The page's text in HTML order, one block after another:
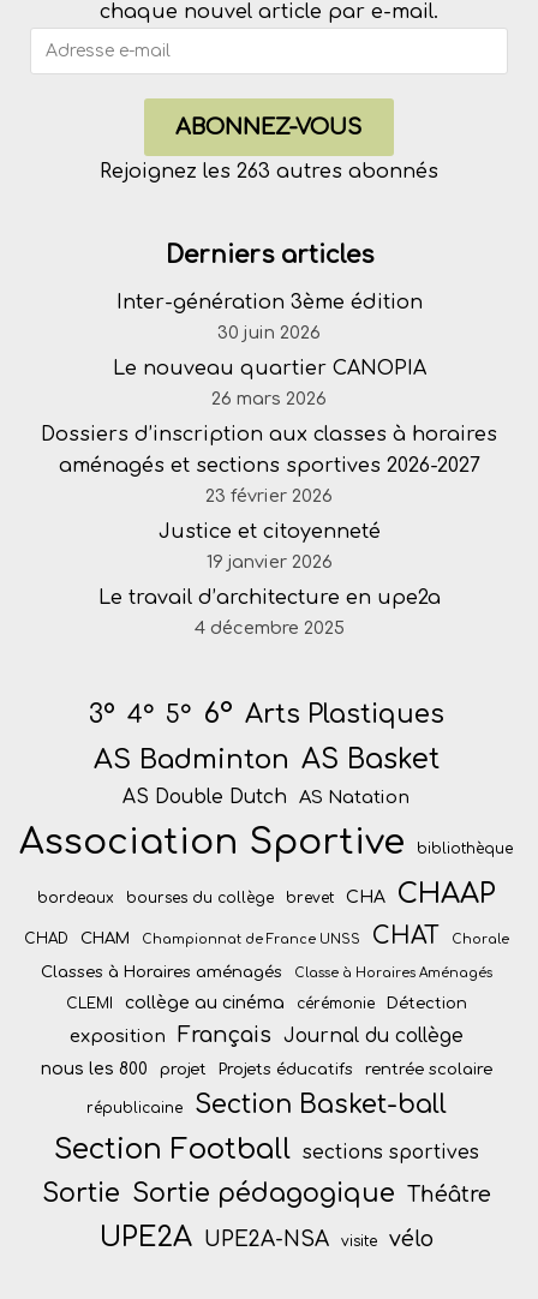
chaque nouvel article par e-mail.
ABONNEZ-VOUS
Rejoignez les 263 autres abonnés
Derniers articles
Inter-génération 3ème édition
30 juin 2026
Le nouveau quartier CANOPIA
26 mars 2026
Dossiers d’inscription aux classes à horaires
aménagés et sections sportives 2026-2027
23 février 2026
Justice et citoyenneté
19 janvier 2026
Le travail d’architecture en upe2a
4 décembre 2025
3° 4° 5° 6° Arts Plastiques
AS Badminton AS Basket
AS Double Dutch AS Natation
Association Sportive bibliothèque
bordeaux bourses du collège brevet CHA CHAAP
CHAD CHAM Championnat de France UNSS CHAT Chorale
Classes à Horaires aménagés Classe à Horaires Aménagés
CLEMI collège au cinéma cérémonie Détection
exposition Français Journal du collège
nous les 800 projet Projets éducatifs rentrée scolaire
républicaine Section Basket-ball
Section Football sections sportives
Sortie Sortie pédagogique Théâtre
UPE2A UPE2A-NSA visite vélo